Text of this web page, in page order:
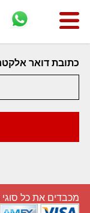
כתובת דואר
מכבדים את כל